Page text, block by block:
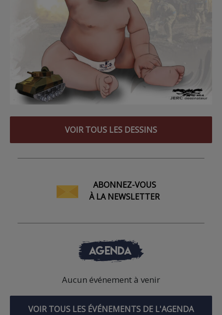
VOIR TOUS LES DESSINS
ABONNEZ-VOUS
À LA NEWSLETTER
AGENDA
Aucun événement à venir
VOIR TOUS LES ÉVÉNEMENTS DE L'AGENDA